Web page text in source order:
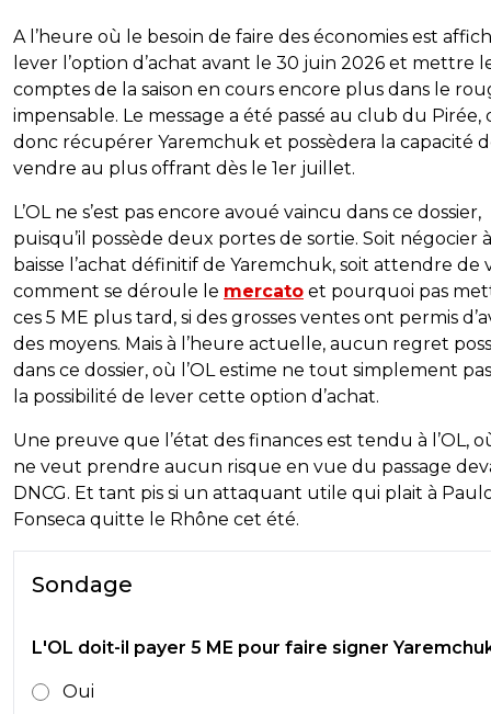
A l’heure où le besoin de faire des économies est
lever l’option d’achat avant le 30 juin 2026 et mettre
comptes de la saison en cours encore plus dans le
impensable. Le message a été passé au club du Pirée,
donc récupérer Yaremchuk et possèdera la capacité
vendre au plus offrant dès le 1er juillet.
L’OL ne s’est pas encore avoué vaincu dans ce dossier,
puisqu’il possède deux portes de sortie. Soit négocier
baisse l’achat définitif de Yaremchuk, soit attendre de
comment se déroule le mercato et pourquoi pas
ces 5 ME plus tard, si des grosses ventes ont permis
des moyens. Mais à l’heure actuelle, aucun regret
dans ce dossier, où l’OL estime ne tout simplement
la possibilité de lever cette option d’achat.
Une preuve que l’état des finances est tendu à l’OL,
ne veut prendre aucun risque en vue du passage
DNCG. Et tant pis si un attaquant utile qui plait à
Fonseca quitte le Rhône cet été.
Sondage
L'OL doit-il payer 5 ME pour faire signer
Oui